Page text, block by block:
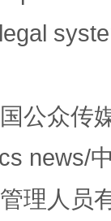
除
公众传
news/
理人员